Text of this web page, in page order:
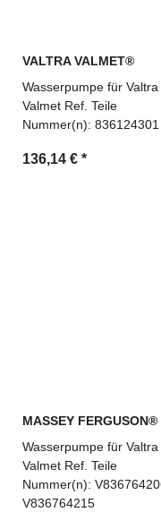
VALTRA VALMET®
Wasserpumpe für Valtra
Valmet Ref. Teile
Nummer(n): 836124301
136,14 € *
MASSEY FERGUSON®
Wasserpumpe für Valtra
Valmet Ref. Teile
Nummer(n):
V836764215